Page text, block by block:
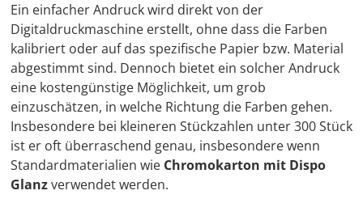
Ein einfacher Andruck wird direkt von der
Digitaldruckmaschine erstellt, ohne dass die Farben
kalibriert oder auf das spezifische Papier bzw. Material
abgestimmt sind. Dennoch bietet ein solcher Andruck
eine kostengünstige Möglichkeit, um grob
einzuschätzen, in welche Richtung die Farben gehen.
Insbesondere bei kleineren Stückzahlen unter 300 Stück
ist er oft überraschend genau, insbesondere wenn
Standardmaterialien wie Chromokarton mit Dispo
Glanzverwendet werden.